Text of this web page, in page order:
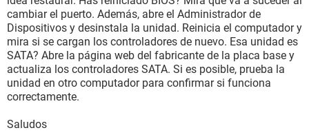
cambiar el puerto. Además, abre el Administrador de
Dispositivos y desinstala la unidad. Reinicia el computador y
mira si se cargan los controladores de nuevo. Esa unidad es
SATA? Abre la página web del fabricante de la placa base y
actualiza los controladores SATA. Si es posible, prueba la
unidad en otro computador para confirmar si funciona
correctamente.
Saludos